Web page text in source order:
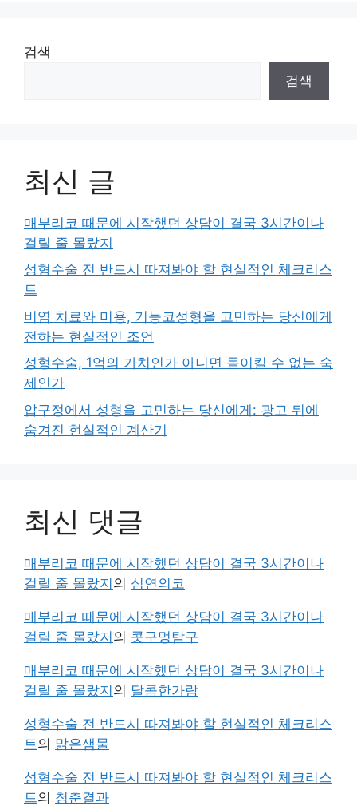
검색
검색
최신 글
매부리코 때문에 시작했던 상담이 결국 3시간이나
걸릴 줄 몰랐지
성형수술 전 반드시 따져봐야 할 현실적인 체크리스
트
비염 치료와 미용, 기능코성형을 고민하는 당신에게
전하는 현실적인 조언
성형수술, 1억의 가치인가 아니면 돌이킬 수 없는 숙
제인가
압구정에서 성형을 고민하는 당신에게: 광고 뒤에
숨겨진 현실적인 계산기
최신 댓글
매부리코 때문에 시작했던 상담이 결국 3시간이나
걸릴 줄 몰랐지의 심연의코
매부리코 때문에 시작했던 상담이 결국 3시간이나
걸릴 줄 몰랐지의 콧구멍탐구
매부리코 때문에 시작했던 상담이 결국 3시간이나
걸릴 줄 몰랐지의 달콤한가람
성형수술 전 반드시 따져봐야 할 현실적인 체크리스
트 의 맑은샘물
성형수술 전 반드시 따져봐야 할 현실적인 체크리스
트 의 청춘결과